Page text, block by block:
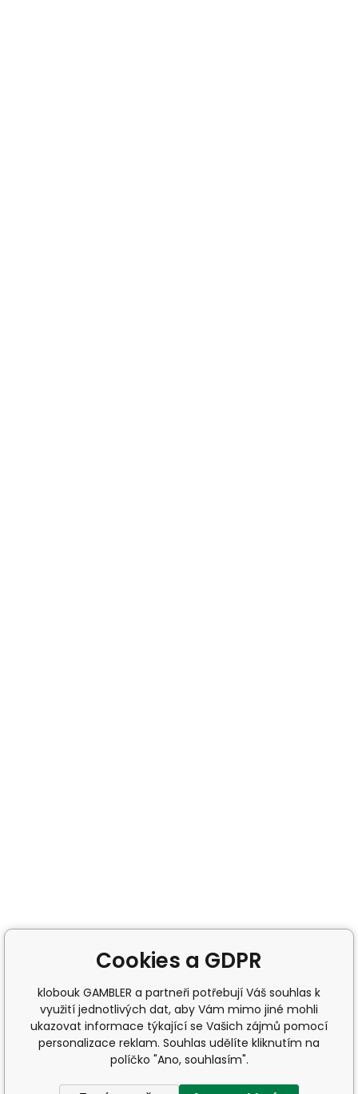
Cookies a GDPR
klobouk GAMBLER a partneři potřebují Váš souhlas k
využití jednotlivých dat, aby Vám mimo jiné mohli
ukazovat informace týkající se Vašich zájmů pomocí
personalizace reklam. Souhlas udělíte kliknutím na
políčko "Ano, souhlasím".